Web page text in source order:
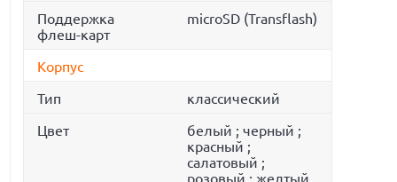
Поддержка
флеш-карт
microSD (Transflash)
Корпус
Тип
классический
Цвет
белый ; черный ;
красный ;
салатовый ;
розовый ; желтый